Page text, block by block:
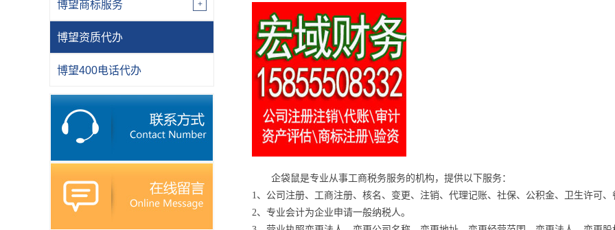
博望商标服务
博望资质代办
博望400电话代办
企袋鼠是专业从事工商税务服务的机构，提供以下服务：
1、公司注册、工商注册、核名、变更、注销、代理记账、社保、公积金、卫生许可
2、专业会计为企业申请一般纳税人。